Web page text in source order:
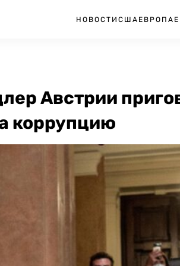
НОВОСТИ США ЕВРОПА
Австрии
коррупцию